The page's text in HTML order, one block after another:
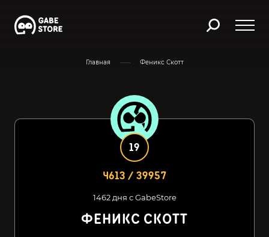
Главная Феникс Скотт
4613 / 39957
19
1462 дня с GabeStore
ФЕНИКС СКОТТ